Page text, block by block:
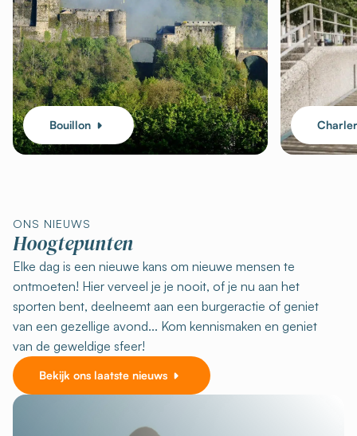
Bouillon
ONS NIEUWS
Hoogtepunten
Elke dag is een nieuwe kans om nieuwe mensen te
ontmoeten! Hier verveel je je nooit, of je nu aan het
sporten bent, deelneemt aan een burgeractie of geniet
van een gezellige avond... Kom kennismaken en geniet
van de geweldige sfeer!
Bekijk ons laatste nieuws